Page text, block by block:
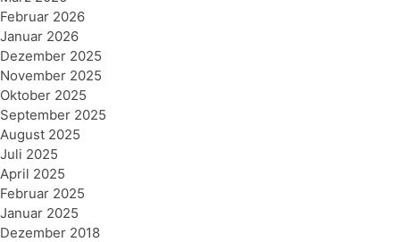
Februar 2026
Januar 2026
Dezember 2025
November 2025
Oktober 2025
September 2025
August 2025
Juli 2025
April 2025
Februar 2025
Januar 2025
Dezember 2018